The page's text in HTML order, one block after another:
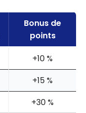
Bonus de
points
+10 %
+15 %
+30 %